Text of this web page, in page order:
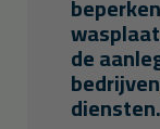
de
diensten.